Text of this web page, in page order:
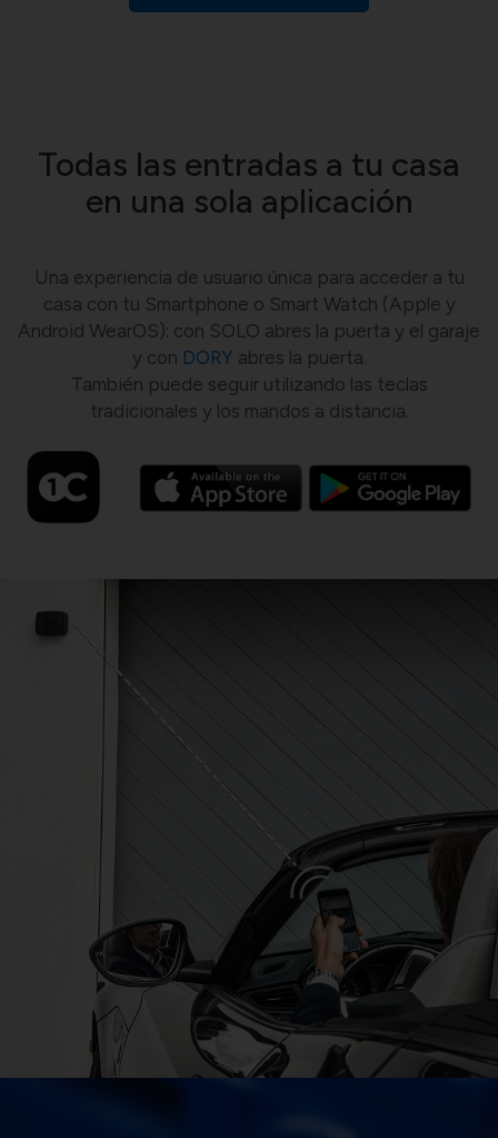
Todas las entradas a tu casa
en una sola aplicación
Una experiencia de usuario única para acceder a tu
casa con tu Smartphone o Smart Watch (Apple y
Android WearOS): con SOLO abres la puerta y el garaje
y con DORY abres la puerta.
También puede seguir utilizando las teclas
tradicionales y los mandos a distancia.